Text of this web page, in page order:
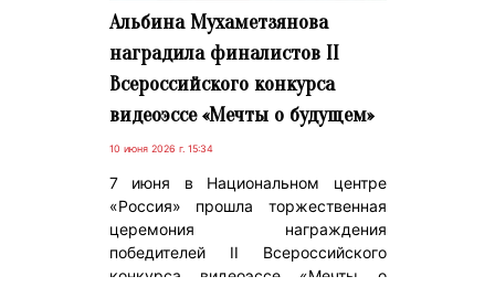
Альбина Мухаметзянова
наградила финалистов II
Всероссийского конкурса
видеоэссе «Мечты о будущем»
10 июня 2026 г. 15:34
7 июня в Национальном центре
«Россия» прошла торжественная
церемония награждения
победителей II Всероссийского
конкурса видеоэссе «Мечты о